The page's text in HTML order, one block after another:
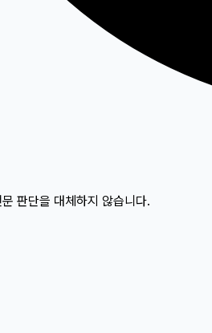
문 판단을 대체하지 않습니다.